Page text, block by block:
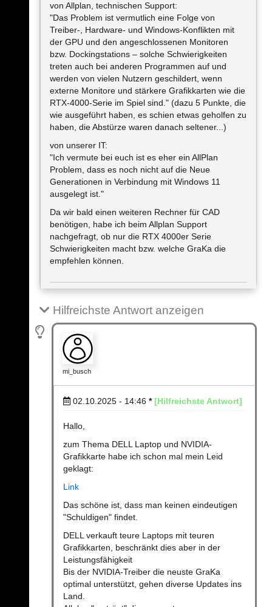
von Allplan, technischen Support:
"Das Problem ist vermutlich eine Folge von
Treiber-, Hardware- und Windows-Konflikten mit
der GPU und den angeschlossenen Monitoren
bzw. Dockingstations – solche Schwierigkeiten
treten auch bei anderen Programmen auf und
werden von vielen Nutzern geschildert, wenn
externe Monitore und stärkere Grafikkarten wie die
RTX-4000-Serie im Spiel sind." (dazu 5 Punkte, die
wie ausgeführt haben, es schien etwas geholfen zu
haben, die Abstürze waren danach seltener...)
von unserer IT:
"Ich vermute bei euch ist es eher ein AllPlan
Problem, dass es noch nicht auf die Neue
Generationen in Verbindung mit Windows 11
ausgelegt ist."
Da wir bald einen weiteren Rechner für CAD
benötigen, habe ich beim Allplan Support
nachgefragt, ob nur die RTX 4000er Serie
Schwierigkeiten macht bzw. welche GraKa die
empfehlen können.
Hilfreichste Antwort anzeigen
mi_busch
02.10.2025 - 14:46 * [Hilfreichste Antwort]
Hallo,
zum Thema DELL Laptop und NVIDIA-
Grafikkarte habe ich schon mal mein Leid
geklagt:
Link
Das schöne ist, dass man keinen eindeutigen
"Schuldigen" findet.
DELL verkauft teure Laptops mit teuren
Grafikkarten, beschränkt dies aber in der
Leistungsfähigkeit
Bis der NVIDIA-Treiber die neuste GraKa
optimal unterstützt, gehen diverse Updates ins
Land.